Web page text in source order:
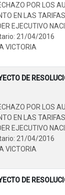
POR LOS
EN LAS
EJECUTIVO
21/04/2016
VICTORIA
DE
POR LOS
EN LAS
EJECUTIVO
21/04/2016
VICTORIA
DE